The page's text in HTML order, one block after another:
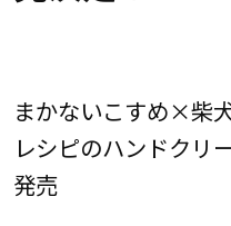
まかないこすめ×柴
レシピのハンドクリ
発売